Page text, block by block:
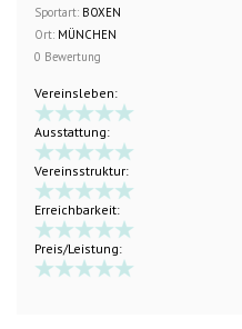
Sportart: BOXEN
Ort: MÜNCHEN
0 Bewertung
Vereinsleben:
Ausstattung:
Vereinsstruktur:
Erreichbarkeit:
Preis/Leistung: